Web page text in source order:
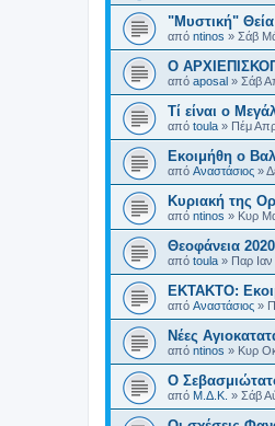
"Μυστική"
από ntinos » Σάβ
Ο
από aposal » Σάβ
Τί είναι ο
από toula » Πέμ
Εκοιμήθη ο
από Αναστάσιος »
Κυριακή της
από ntinos » Κυρ
Θεοφάνεια
από toula » Παρ
ΕΚΤΑΚΤΟ:
από Αναστάσιος »
Νέες
από ntinos » Κυρ
O
από Μ.Δ.Κ. » Σάβ